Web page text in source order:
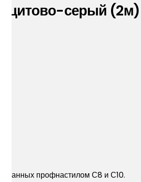
серый (2м)
профнастилом С8 и С10.